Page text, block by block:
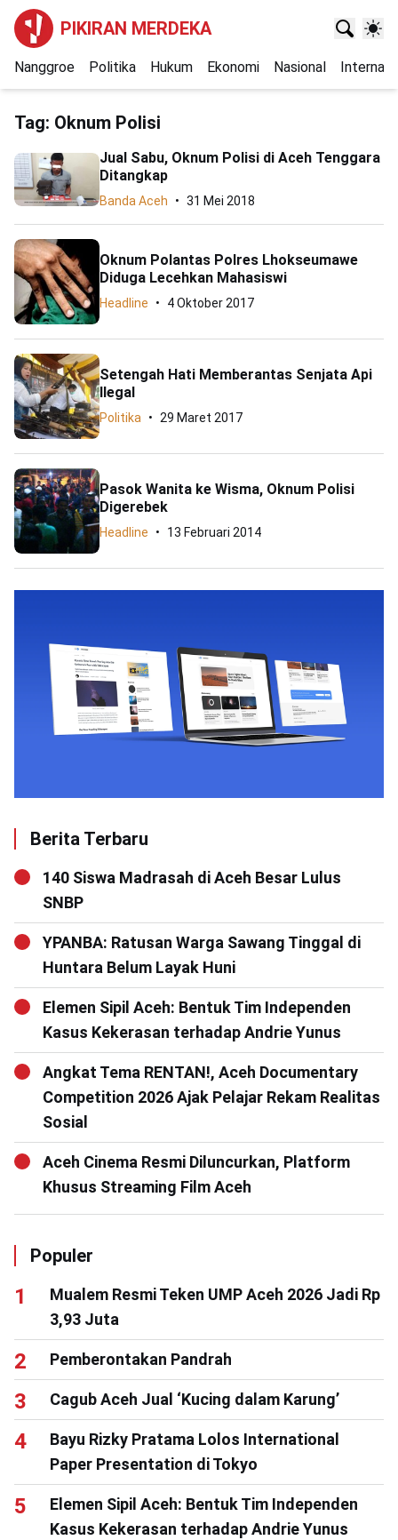
PIKIRAN MERDEKA
Nanggroe Politika Hukum Ekonomi Nasional
Tag: Oknum Polisi
Jual Sabu, Oknum Polisi di Aceh Tenggara
Ditangkap
Banda Aceh 31 Mei 2018
Oknum Polantas Polres Lhokseumawe
Diduga Lecehkan Mahasiswi
Headline 4 Oktober 2017
Setengah Hati Memberantas Senjata Api
Ilegal
Politika 29 Maret 2017
Pasok Wanita ke Wisma, Oknum Polisi
Digerebek
Headline 13 Februari 2014
Berita Terbaru
140 Siswa Madrasah di Aceh Besar Lulus
SNBP
YPANBA: Ratusan Warga Sawang Tinggal di
Huntara Belum Layak Huni
Elemen Sipil Aceh: Bentuk Tim Independen
Kasus Kekerasan terhadap Andrie Yunus
Angkat Tema RENTAN!, Aceh Documentary
Competition 2026 Ajak Pelajar Rekam Realitas
Sosial
Aceh Cinema Resmi Diluncurkan, Platform
Khusus Streaming Film Aceh
Populer
Mualem Resmi Teken UMP Aceh 2026 Jadi Rp
3,93 Juta
Pemberontakan Pandrah
Cagub Aceh Jual ‘Kucing dalam Karung’
Bayu Rizky Pratama Lolos International
Paper Presentation di Tokyo
Elemen Sipil Aceh: Bentuk Tim Independen
Kasus Kekerasan terhadap Andrie Yunus